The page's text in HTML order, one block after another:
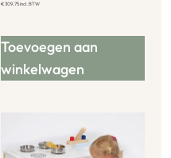
€309,75incl. BTW
Toevoegen aan
winkelwagen